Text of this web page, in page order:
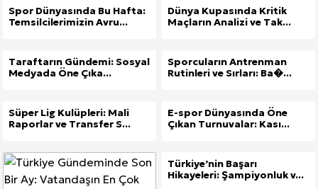
Spor Dünyasında Bu Hafta:
Temsilcilerimizin Avru...
Dünya Kupasında Kritik
Maçların Analizi ve Tak...
Taraftarın Gündemi: Sosyal
Medyada Öne Çıka...
Sporcuların Antrenman
Rutinleri ve Sırları: Ba�...
Süper Lig Kulüpleri: Mali
Raporlar ve Transfer S...
E-spor Dünyasında Öne
Çıkan Turnuvalar: Kası...
Türkiye’nin Başarı
Hikayeleri: Şampiyonluk v...